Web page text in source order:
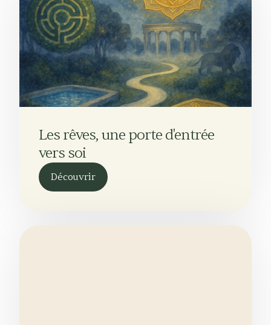
Les rêves, une porte d'entrée
vers soi
Découvrir